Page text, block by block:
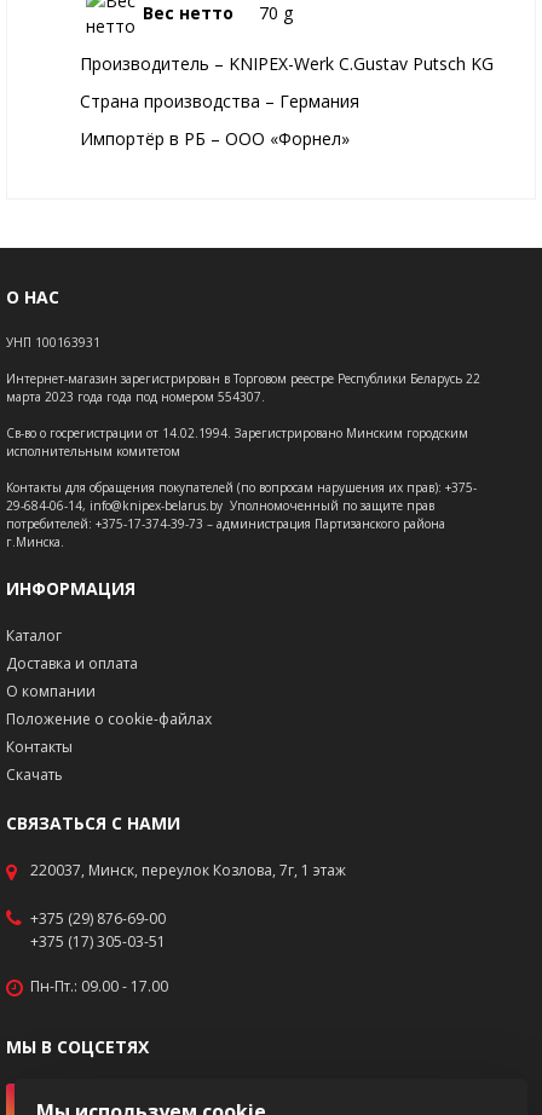
Вес нетто 70 g
Производитель – KNIPEX-Werk C.Gustav Putsch KG
Страна производства – Германия
Импортёр в РБ – ООО «Форнел»
О НАС
УНП 100163931
Интернет-магазин зарегистрирован в Торговом реестре Республики Беларусь 22
марта 2023 года года под номером 554307.
Св-во о госрегистрации от 14.02.1994. Зарегистрировано Минским городским
исполнительным комитетом
Контакты для обращения покупателей (по вопросам нарушения их прав): +375-
29-684-06-14, info@knipex-belarus.by Уполномоченный по защите прав
потребителей: +375-17-374-39-73 – администрация Партизанского района
г.Минска.
ИНФОРМАЦИЯ
Каталог
Доставка и оплата
О компании
Положение о cookie-файлах
Контакты
Скачать
СВЯЗАТЬСЯ С НАМИ
220037, Минск, переулок Козлова, 7г, 1 этаж
+375 (29) 876-69-00
+375 (17) 305-03-51
Пн-Пт.: 09.00 - 17.00
МЫ В СОЦСЕТЯХ